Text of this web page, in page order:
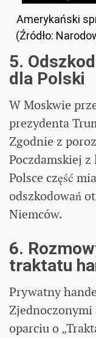
Amerykański
(Źródło:
5.
dla Polski
W Moskwie
prezydenta
Zgodnie z
Poczdamskiej
Polsce część
odszkodowań
Niemców.
6.
traktatu
Prywatny
Zjednoczonymi
oparciu o